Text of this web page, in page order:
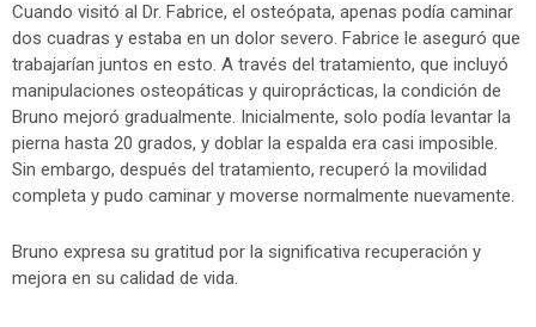
Cuando visitó al Dr. Fabrice, el osteópata, apenas podía caminar
dos cuadras y estaba en un dolor severo. Fabrice le aseguró que
trabajarían juntos en esto. A través del tratamiento, que incluyó
manipulaciones osteopáticas y quiroprácticas, la condición de
Bruno mejoró gradualmente. Inicialmente, solo podía levantar la
pierna hasta 20 grados, y doblar la espalda era casi imposible.
Sin embargo, después del tratamiento, recuperó la movilidad
completa y pudo caminar y moverse normalmente nuevamente.
Bruno expresa su gratitud por la significativa recuperación y
mejora en su calidad de vida.